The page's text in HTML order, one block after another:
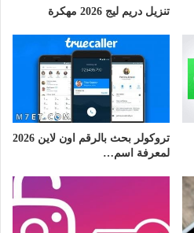
تنزيل دريم ليج 2026 مهكرة
تروكولر بحث بالرقم اون لاين 2026
لمعرفة اسم…